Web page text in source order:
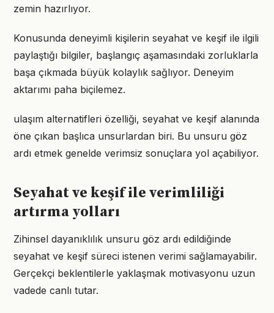
zemin hazırlıyor.
Konusunda deneyimli kişilerin seyahat ve keşif ile ilgili
paylaştığı bilgiler, başlangıç aşamasındaki zorluklarla
başa çıkmada büyük kolaylık sağlıyor. Deneyim
aktarımı paha biçilemez.
ulaşım alternatifleri özelliği, seyahat ve keşif alanında
öne çıkan başlıca unsurlardan biri. Bu unsuru göz
ardı etmek genelde verimsiz sonuçlara yol açabiliyor.
Seyahat ve keşif ile verimliliği
artırma yolları
Zihinsel dayanıklılık unsuru göz ardı edildiğinde
seyahat ve keşif süreci istenen verimi sağlamayabilir.
Gerçekçi beklentilerle yaklaşmak motivasyonu uzun
vadede canlı tutar.